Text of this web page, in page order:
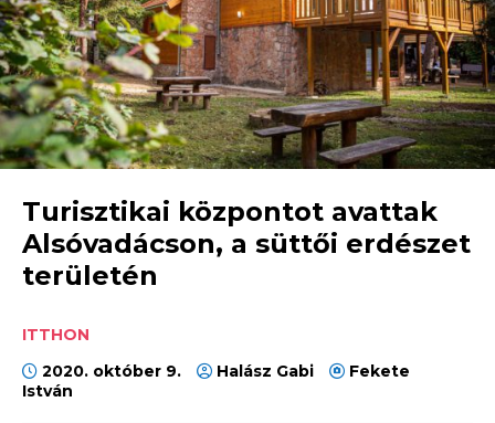
Turisztikai központot avattak
Alsóvadácson, a süttői erdészet
területén
ITTHON
2020. október 9.
Halász Gabi
Fekete
István